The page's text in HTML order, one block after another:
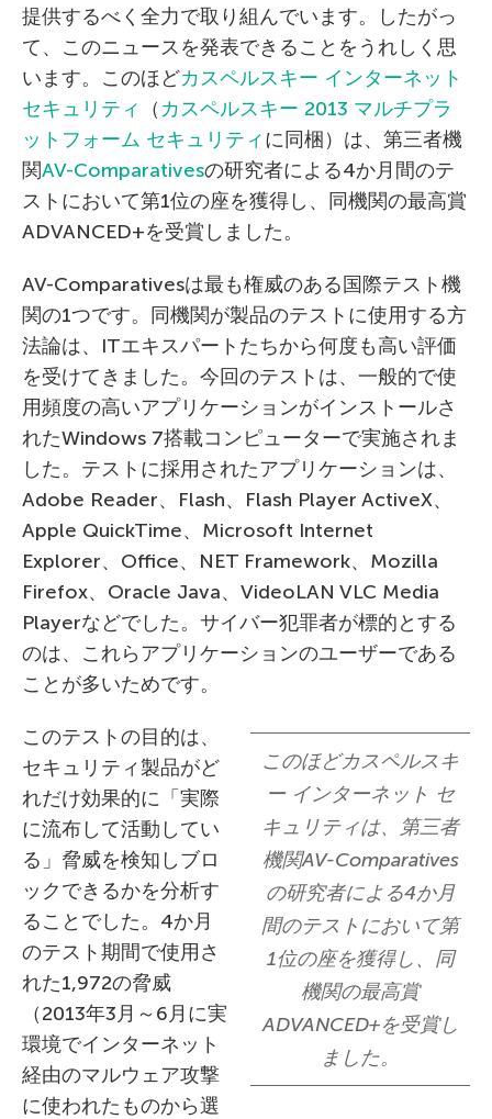
提供するべく全力で取り組んでいます。したがっ
て、このニュースを発表できることをうれしく思
います。このほどカスペルスキー インターネット
セキュリティ
（ カスペルスキー 2013 マルチプラ
ットフォーム セキュリティに同梱）は、第三者機
関AV-Comparativesの研究者による4か月間のテ
ストにおいて第1位の座を獲得し、同機関の最高賞
ADVANCED+を受賞しました。
AV-Comparativesは最も権威のある国際テスト機
関の1つです。同機関が製品のテストに使用する方
法論は、ITエキスパートたちから何度も高い評価
を受けてきました。今回のテストは、一般的で使
用頻度の高いアプリケーションがインストールさ
れたWindows 7搭載コンピューターで実施されま
した。テストに採用されたアプリケーションは、
Adobe Reader、Flash、Flash Player ActiveX、
Apple QuickTime、Microsoft Internet
Explorer、Office、NET Framework、Mozilla
Firefox、Oracle Java、VideoLAN VLC Media
Playerなどでした。サイバー犯罪者が標的とする
のは、これらアプリケーションのユーザーである
ことが多いためです。
このほどカスペルスキ
ー インターネット セ
キュリティは、第三者
機関AV-Comparatives
の研究者による4か月
間のテストにおいて第
1位の座を獲得し、同
機関の最高賞
ADVANCED+を受賞し
ました。
このテストの目的は、
セキュリティ製品がど
れだけ効果的に「実際
に流布して活動してい
る」脅威を検知しブロ
ックできるかを分析す
ることでした。4か月
のテスト期間で使用さ
れた1,972の脅威
（2013年3月～6月に実
環境でインターネット
経由のマルウェア攻撃
に使われたものから選